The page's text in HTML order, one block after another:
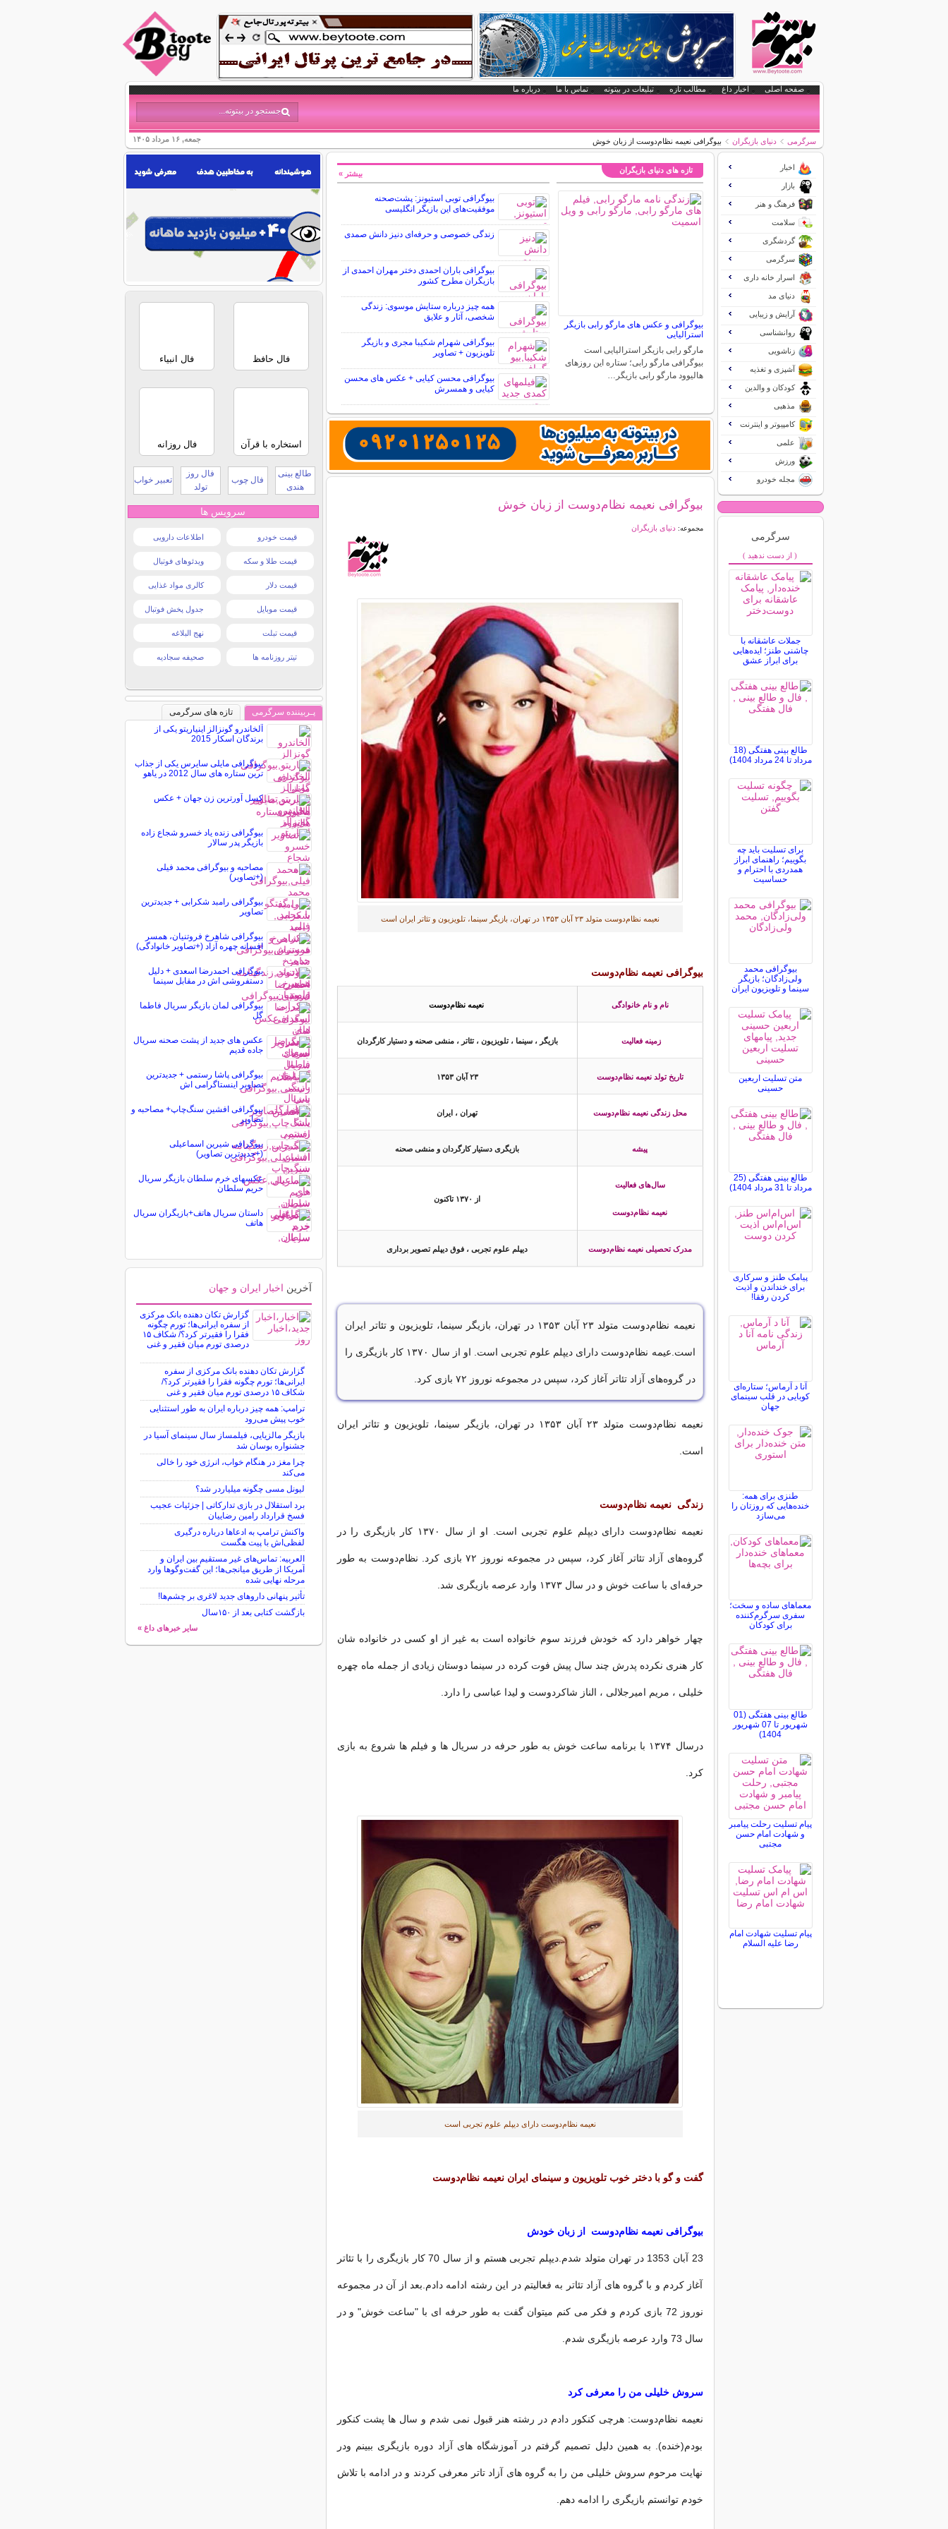
صفحه اصلی اخبار داغ مطالب تازه تبلیغات در بیتوته تماس با ما درباره ما
جمعه, ۱۶ مرداد ۱۴۰۵ سرگرمی دنیای بازیگران بیوگرافی نعیمه نظام‌دوست از زبان خوش
تازه های دنیای بازیگران
بیوگرافی و عکس های مارگو رابی بازیگر
استرالیایی
مارگو رابی بازیگر استرالیایی است
بیوگرافی مارگو رابی؛ ستاره این روزهای
هالیوود مارگو رابی بازیگر…
بیوگرافی توبی استیونز: پشت‌صحنه
موفقیت‌های این بازیگر انگلیسی
زندگی خصوصی و حرفه‌ای دنیز دانش صمدی
بیوگرافی باران احمدی دختر مهران احمدی از
بازیگران مطرح کشور
همه چیز درباره ستایش موسوی: زندگی
شخصی، آثار و علایق
بیوگرافی شهرام شکیبا مجری و بازیگر
تلویزیون + تصاویر
بیوگرافی محسن کیایی + عکس های محسن
کیایی و همسرش
بیشتر »
بیوگرافی نعیمه نظام‌دوست از زبان خوش
مجموعه:دنیای بازیگران
نعیمه نظام‌دوست متولد ۲۳ آبان ۱۳۵۳ در تهران، بازیگر سینما، تلویزیون و تئاتر ایران است
بیوگرافی نعیمه نظام‌دوست
نام و نام خانوادگی نعیمه نظام‌دوست
زمینه فعالیت بازیگر ، سینما ، تلویزیون ، تئاتر ، منشی صحنه و دستیار کارگردان
تاریخ تولدنعیمه نظام‌دوست ۲۳ آبان ۱۳۵۳
محل زندگینعیمه نظام‌دوست تهران ، ایران
پیشه بازیگری دستیار کارگردان و منشی صحنه
سال‌های فعالیت
نعیمه نظام‌دوست
از ۱۳۷۰ تاکنون
مدرک تحصیلینعیمه نظام‌دوست دیپلم علوم تجربی ، فوق دیپلم تصویر برداری
نعیمه نظام‌دوست متولد ۲۳ آبان ۱۳۵۳ در تهران، بازیگر سینما، تلویزیون و تئاتر ایران
است.عیمه نظام‌دوست دارای دیپلم علوم تجربی است. او از سال ۱۳۷۰ کار بازیگری را
در گروه‌های آزاد تئاتر آغاز کرد، سپس در مجموعه نوروز ۷۲ بازی کرد.
نعیمه نظام‌دوست متولد ۲۳ آبان ۱۳۵۳ در تهران، بازیگر سینما، تلویزیون و تئاتر ایران
است.
زندگی نعیمه نظام‌دوست
نعیمه نظام‌دوست دارای دیپلم علوم تجربی است. او از سال ۱۳۷۰ کار بازیگری را در
گروه‌های آزاد تئاتر آغاز کرد، سپس در مجموعه نوروز ۷۲ بازی کرد. نظام‌دوست به طور
حرفه‌ای با ساعت خوش و در سال ۱۳۷۳ وارد عرصه بازیگری شد.
چهار خواهر دارد که خودش فرزند سوم خانواده است به غیر از او کسی در خانواده شان
کار هنری نکرده پدرش چند سال پیش فوت کرده در سینما دوستان زیادی از جمله ماه چهره
خلیلی ، مریم امیرجلالی ، الناز شاکردوست و لیدا عباسی را دارد.
درسال ۱۳۷۴ با برنامه ساعت خوش به طور حرفه در سریال ها و فیلم ها شروع به بازی
کرد.
نعیمه نظام‌دوست دارای دیپلم علوم تجربی است
گفت و گو با دختر خوب تلویزیون و سینمای ایران نعیمه نظام‌دوست
بیوگرافی نعیمه نظام‌دوست از زبان خودش
23 آبان 1353 در تهران متولد شدم.دیپلم تجربی هستم و از سال 70 کار بازیگری را با تئاتر
آغاز کردم و با گروه های آزاد تئاتر به فعالیتم در این رشته ادامه دادم.بعد از آن در مجموعه
نوروز 72 بازی کردم و فکر می کنم میتوان گفت به طور حرفه ای با "ساعت خوش" و در
سال 73 وارد عرصه بازیگری شدم.
سروش خلیلی من را معرفی کرد
نعیمه نظام‌دوست: هرچی کنکور دادم در رشته هنر قبول نمی شدم و سال ها پشت کنکور
بودم(خنده). به همین دلیل تصمیم گرفتم در آموزشگاه های آزاد دوره بازیگری ببینم ودر
نهایت مرحوم سروش خلیلی من را به گروه های آزاد تاتر معرفی کردند و در ادامه با تلاش
خودم توانستم بازیگری را ادامه دهم.
اخبار
بازار
فرهنگ و هنر
سلامت
گردشگری
سرگرمی
اسرار خانه داری
دنیای مد
آرایش و زیبایی
روانشناسی
زناشویی
آشپزی و تغذیه
کودکان و والدین
مذهبی
کامپیوتر و اینترنت
علمی
ورزش
مجله خودرو
سرگرمی
( از دست ندهید )
جملات عاشقانه با
چاشنی طنز؛ ایده‌هایی
برای ابراز عشق
طالع بینی هفتگی (18
مرداد تا 24 مرداد 1404)
برای تسلیت باید چه
بگوییم؛ راهنمای ابراز
همدردی با احترام و
حساسیت
بیوگرافی محمد
ولی‌زادگان؛ بازیگر
سینما و تلویزیون ایران
متن تسلیت اربعین
حسینی
طالع بینی هفتگی (25
مرداد تا 31 مرداد 1404)
پیامک طنز و سرکاری
برای خنداندن و اذیت
کردن رفقا!
آنا د آرماس؛ ستاره‌ای
کوبایی در قلب سینمای
جهان
طنزی برای همه:
خنده‌هایی که روزتان را
می‌سازد
معماهای ساده و سخت؛
سفری سرگرم‌کننده
برای کودکان
طالع بینی هفتگی (01
شهریور تا 07 شهریور
1404)
پیام تسلیت رحلت پیامبر
و شهادت امام حسن
مجتبی
پیام تسلیت شهادت امام
رضا علیه السلام
فال حافظ فال انبیاء
استخاره با قرآن فال روزانه
طالع بینی
هندی
فال چوب
فال روز
تولد
تعبیر خواب
سرویس ها
قیمت خودرو اطلاعات دارویی
قیمت طلا و سکه ویدئوهای فوتبال
قیمت دلار کالری مواد غذایی
قیمت موبایل جدول پخش فوتبال
قیمت تبلت نهج البلاغه
تیتر روزنامه ها صحیفه سجادیه
پـربیننده سرگرمی
تازه های سرگرمی
آلخاندرو گونزالز اینیاریتو یکی از
برندگان اسکار 2015
بیوگرافی مایلی سایرس یکی از جذاب
ترین ستاره های سال 2012 در یاهو
کسل آورترین زن جهان + عکس
بیوگرافی زنده یاد خسرو شجاع زاده
بازیگر پدر سالار
مصاحبه و بیوگرافی محمد فیلی
(+تصاویر)
بیوگرافی رامبد شکرابی + جدیدترین
تصاویر
بیوگرافی شاهرخ فروتنیان، همسر
افسانه چهره آزاد (+تصاویر خانوادگی)
بیوگرافی احمدرضا اسعدی + دلیل
دستفروشی اش در مقابل سینما
بیوگرافی لمان بازیگر سریال فاطما
گل
عکس های جدید از پشت صحنه سریال
جاده قدیم
بیوگرافی پاشا رستمی + جدیدترین
تصاویر اینستاگرامی اش
بیوگرافی افشین سنگ‌چاپ+ مصاحبه و
تصاویر
بیوگرافی شیرین اسماعیلی
(+جدیدترین تصاویر)
عکسهای خرم سلطان بازیگر سریال
حریم سلطان
داستان سریال هاتف+بازیگران سریال
هاتف
آخرین اخبار ایران و جهان
گزارش تکان‌ دهنده بانک مرکزی
از سفره ایرانی‌ها؛ تورم چگونه
فقرا را فقیرتر کرد؟/ شکاف ۱۵
درصدی تورم میان فقیر و غنی
گزارش تکان‌ دهنده بانک مرکزی از سفره
ایرانی‌ها؛ تورم چگونه فقرا را فقیرتر کرد؟/
شکاف ۱۵ درصدی تورم میان فقیر و غنی
ترامپ: همه چیز درباره ایران به طور استثنایی
خوب پیش می‌رود
بازیگر مالزیایی، فیلمساز سال سینمای آسیا در
جشنواره بوسان شد
چرا مغز در هنگام خواب، انرژی خود را خالی
می‌کند
لیونل مسی چگونه میلیاردر شد؟
برد استقلال در بازی تدارکاتی | جزئیات عجیب
فسخ قرارداد رامین رضاییان
واکنش ترامپ به ادعاها درباره درگیری
لفظی‌اش با پیت هگست
العربیه: تماس‌های غیر مستقیم بین ایران و
آمریکا از طریق میانجی‌ها؛ این گفت‌و‌گو‌ها وارد
مرحله نهایی شده
تأثیر پنهانی داروهای جدید لاغری بر چشم‌ها!
بازگشت کتابی بعد از ۱۵۰سال
سایر خبرهای داغ »